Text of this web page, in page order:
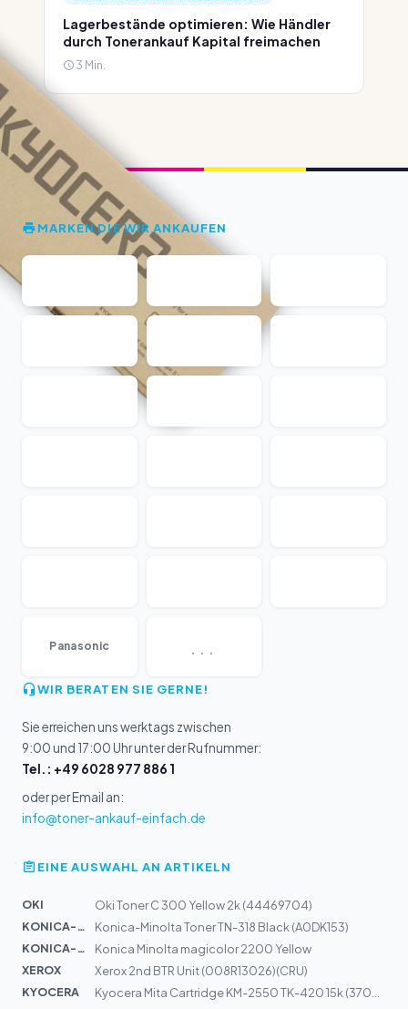
Lagerbestände optimieren: Wie Händler
durch Tonerankauf Kapital freimachen
3 Min.
MARKEN DIE WIR ANKAUFEN
Panasonic ...
WIR BERATEN SIE GERNE!
Sie erreichen uns werktags zwischen
9:00 und 17:00 Uhr unter der Rufnummer:
Tel.: +49 6028 977 886 1
oder per Email an:
info@toner-ankauf-einfach.de
EINE AUSWAHL AN ARTIKELN
OKI
Oki Toner C 300 Yellow 2k (44469704)
KONICA-MIN...
Konica-Minolta Toner TN-318 Black (A0DK153)
KONICA-MIN...
Konica Minolta magicolor 2200 Yellow
XEROX
Xerox 2nd BTR Unit (008R13026)(CRU)
KYOCERA